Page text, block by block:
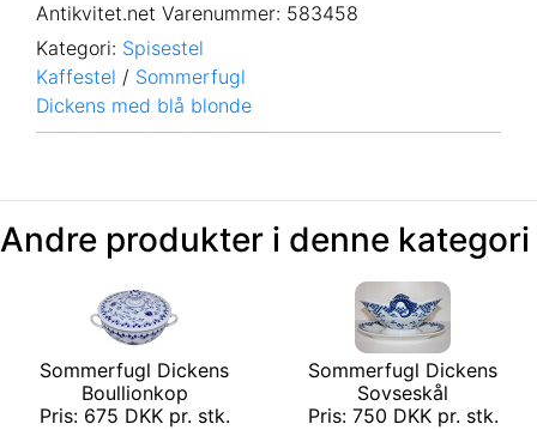
Antikvitet.net Varenummer: 583458
Kategori: Spisestel
Kaffestel / Sommerfugl
Dickens med blå blonde
Andre produkter i denne kategori
Sommerfugl Dickens
Boullionkop
Pris: 675 DKK pr. stk.
Sommerfugl Dickens
Sovseskål
Pris: 750 DKK pr. stk.